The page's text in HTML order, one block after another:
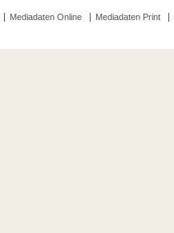
Mediadaten Online Mediadaten Print